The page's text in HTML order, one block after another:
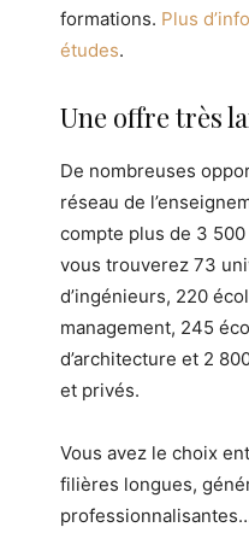
formations. Plus
études.
Une offre très
De nombreuses
réseau de
compte plus de 3
vous trouverez 73
d’ingénieurs, 220
management, 245
d’architecture et 2
et privés.
Vous avez le choix
filières longues,